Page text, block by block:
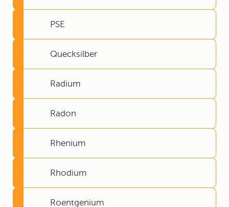
PSE
Quecksilber
Radium
Radon
Rhenium
Rhodium
Roentgenium